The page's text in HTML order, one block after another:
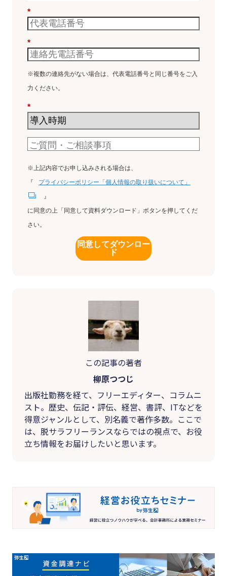
*
*
※複数の連絡先がない場合は、代表電話番号と同じ番号をご入
力ください。
*
※上記内容でお申し込みされる場合は、
『
プライバシーポリシー「個人情報の取り扱いについて」
』
に同意の上「同意して資料ダウンロード」ボタンを押してくだ
さい。
同意してダウンロー
ド
この記事の著者
柳原つつじ
出版社勤務を経て、フリーエディター、コラムニ
スト。歴史、伝記・評伝、経営、書評、ITなどを
得意ジャンルとして、別名義で著作多数。ここで
は、脱サラフリーランスならではの視点で、お役
立ち情報をお届けしたいと思います。